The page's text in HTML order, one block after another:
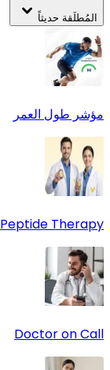
المُطلَقة حديثاً
مؤشر طول العمر
Peptide Therapy
Doctor on Call